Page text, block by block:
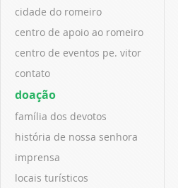
cidade do romeiro
centro de apoio ao romeiro
centro de eventos pe. vitor
contato
doação
família dos devotos
história de nossa senhora
imprensa
locais turísticos